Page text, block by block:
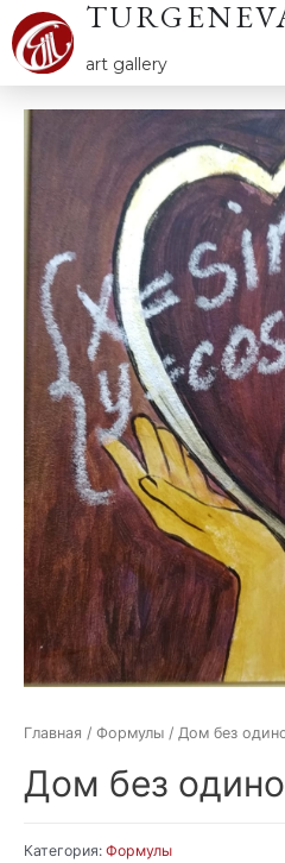
art gallery
Главная / Формулы / Дом без
Дом без
Категория: Формулы